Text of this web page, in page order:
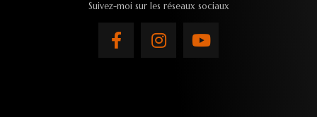
Suivez-moi sur les réseaux sociaux